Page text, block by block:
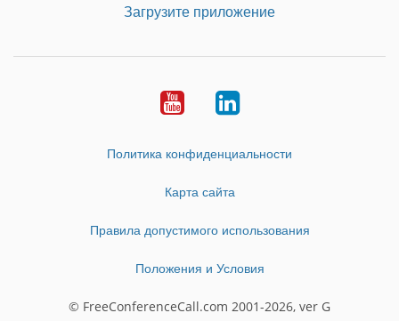
Загрузите приложение
YoutubeLinkedIn
Политика конфиденциальности
Карта сайта
Правила допустимого использования
Положения и Условия
© FreeConferenceCall.com 2001-2026, ver G